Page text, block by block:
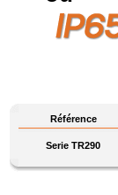
Référence
Serie TR290